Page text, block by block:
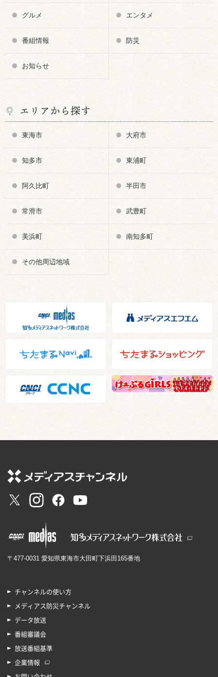
グルメ エンタメ
番組情報 防災
お知らせ
エリアから探す
東海市 大府市
知多市 東浦町
阿久比町 半田市
常滑市 武豊町
美浜町 南知多町
その他周辺地域
〒477-0031 愛知県東海市大田町下浜田165番地
チャンネルの使い方
メディアス防災チャンネル
データ放送
番組審議会
放送番組基準
企業情報